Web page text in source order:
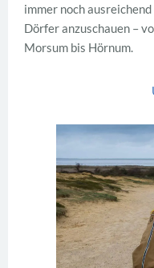
immer noch
Dörfer anzuschauen –
Morsum bis Hörnum.